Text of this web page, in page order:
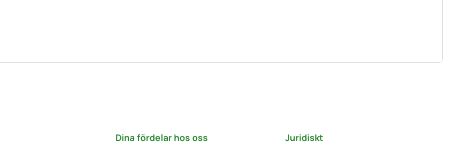
Dina fördelar hos oss Juridiskt